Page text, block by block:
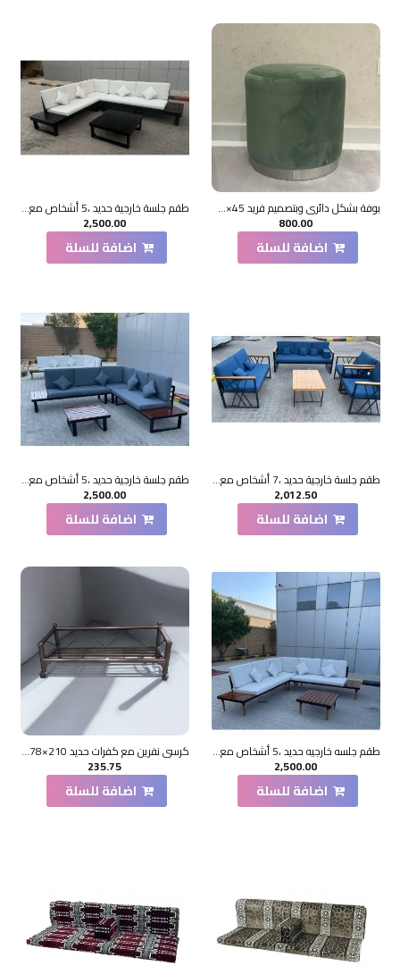
بوفة بشكل دائري وبتصميم فريد 45×45×45سم
800.00
اضافة للسلة
طقم جلسة خارجية حديد ،5 أشخاص مع مسند للظهر زاوية حرف L+طاولة قهوة
2,500.00
اضافة للسلة
طقم جلسة خارجية حديد ،7 أشخاص مع مسند للظهر+طاولة قهوة
2,012.50
اضافة للسلة
طقم جلسة خارجية حديد ،5 أشخاص مع مسند للظهر زاوية حرف L+طاولة قهوة
2,500.00
اضافة للسلة
طقم جلسه خارجيه حديد ،5 أشخاص مع مسند للظهر زاوية حرف L+طاولة قهوة
2,500.00
اضافة للسلة
كرسي نفرين مع كفرات حديد 210×78×40سم
235.75
اضافة للسلة